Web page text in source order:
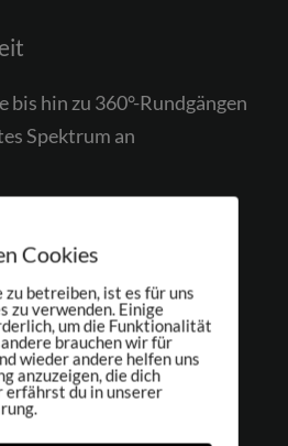
hin zu 360°-Rundgängen
Spektrum an
Technologien und
besten Ergebnisse für
Cookies
betreiben, ist es für uns
zu verwenden. Einige
um die Funktionalität
brauchen wir für
wieder andere helfen uns
anzuzeigen, die dich
du in unserer